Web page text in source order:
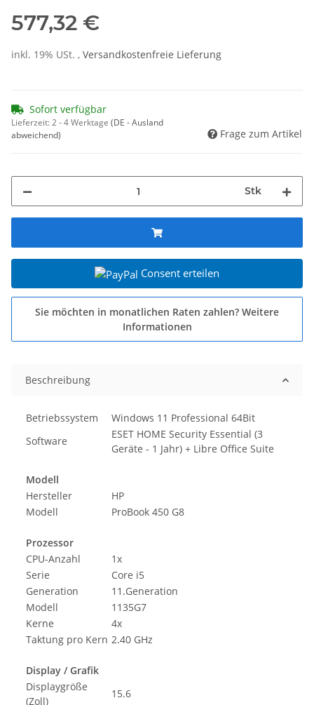
577,32 €
inkl. 19% USt. , Versandkostenfreie Lieferung
Sofort verfügbar
Lieferzeit:2 - 4 Werktage (DE - Ausland
abweichend)
Frage zum Artikel
Stk
Consent erteilen
Sie möchten in monatlichen Raten zahlen? Weitere
Informationen
Beschreibung
Betriebssystem
Windows 11 Professional 64Bit
Software
ESET HOME Security Essential (3
Geräte - 1 Jahr) + Libre Office Suite
Modell
Hersteller
HP
Modell
ProBook 450 G8
Prozessor
CPU-Anzahl
1x
Serie
Core i5
Generation
11.Generation
Modell
1135G7
Kerne
4x
Taktung pro Kern 2.40 GHz
Display / Grafik
Displaygröße
(Zoll)
15.6